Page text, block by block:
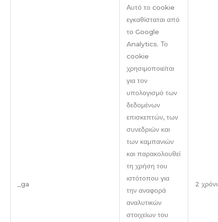
_ga
Αυτό το cookie
εγκαθίσταται από
το Google
Analytics. Το
cookie
χρησιμοποιείται
για τον
υπολογισμό των
δεδομένων
επισκεπτών, των
συνεδριών και
των καμπανιών
και παρακολουθεί
τη χρήση του
ιστότοπου για
την αναφορά
αναλυτικών
στοιχείων του
2